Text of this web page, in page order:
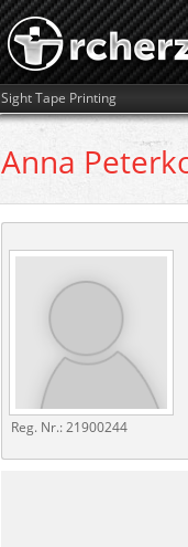
Sight Tape Printing
Anna
Reg. Nr.:21900244